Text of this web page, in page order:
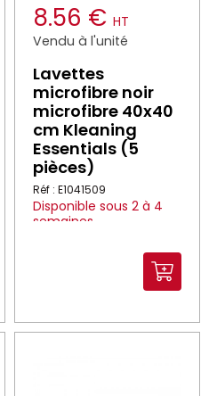
8.56 € HT
Vendu à l'unité
Lavettes
microfibre noir
microfibre 40x40
cm Kleaning
Essentials (5
pièces)
Réf : E1041509
Disponible sous 2 à 4
semaines